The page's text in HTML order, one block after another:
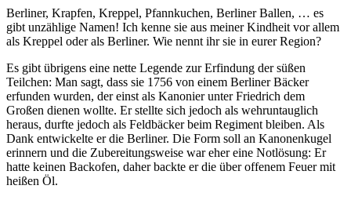
Berliner, Krapfen, Kreppel, Pfannkuchen, Berliner Ballen, … es
gibt unzählige Namen! Ich kenne sie aus meiner Kindheit vor allem
als Kreppel oder als Berliner. Wie nennt ihr sie in eurer Region?
Es gibt übrigens eine nette Legende zur Erfindung der süßen
Teilchen: Man sagt, dass sie 1756 von einem Berliner Bäcker
erfunden wurden, der einst als Kanonier unter Friedrich dem
Großen dienen wollte. Er stellte sich jedoch als wehruntauglich
heraus, durfte jedoch als Feldbäcker beim Regiment bleiben. Als
Dank entwickelte er die Berliner. Die Form soll an Kanonenkugel
erinnern und die Zubereitungsweise war eher eine Notlösung: Er
hatte keinen Backofen, daher backte er die über offenem Feuer mit
heißen Öl.